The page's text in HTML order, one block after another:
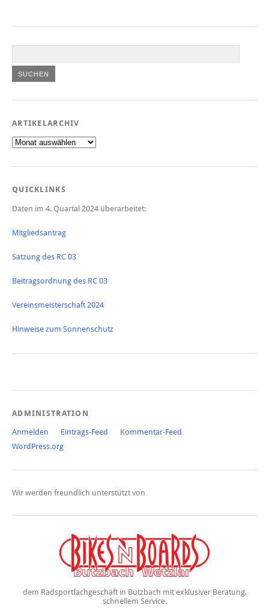
ARTIKELARCHIV
Artikelarchiv
QUICKLINKS
Daten im 4. Quartal 2024 überarbeitet:
Mitgliedsantrag
Satzung des RC 03
Beitragsordnung des RC 03
Vereinsmeisterschaft 2024
Hinweise zum Sonnenschutz
ADMINISTRATION
Anmelden Eintrags-Feed
Kommentar-Feed
WordPress.org
Wir werden freundlich unterstützt von
dem Radsportfachgeschäft in Butzbach mit exklusiver Beratung,
schnellem Service.